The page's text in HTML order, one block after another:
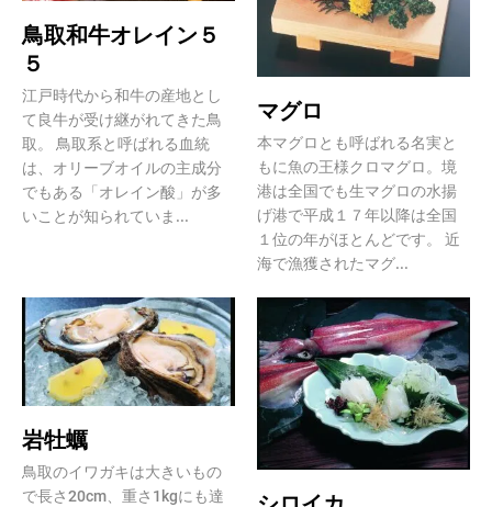
鳥取和牛オレイン５
５
江戸時代から和牛の産地とし
て良牛が受け継がれてきた鳥
取。 鳥取系と呼ばれる血統
は、オリーブオイルの主成分
でもある「オレイン酸」が多
いことが知られていま...
マグロ
本マグロとも呼ばれる名実と
もに魚の王様クロマグロ。境
港は全国でも生マグロの水揚
げ港で平成１７年以降は全国
１位の年がほとんどです。 近
海で漁獲されたマグ...
岩牡蠣
鳥取のイワガキは大きいもの
で長さ20cm、重さ1kgにも達